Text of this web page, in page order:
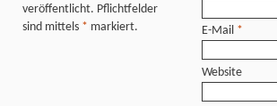
veröffentlicht. Pflichtfelder
sind mittels * markiert. E-Mail *
Website